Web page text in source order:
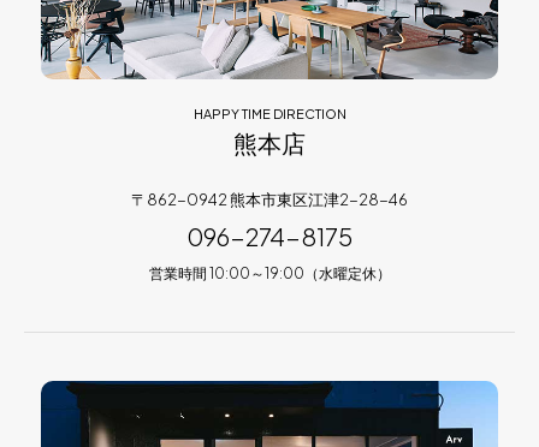
HAPPY TIME DIRECTION
熊本店
〒862-0942 熊本市東区江津2-28-46
096-274-8175
営業時間 10:00～19:00（水曜定休）